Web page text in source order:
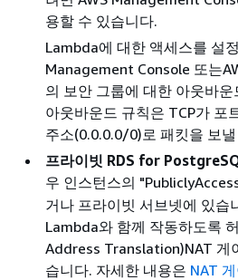
용할 수 있습니다.
Lambda에 대한 액세스를 설
Management Console 또는
의 보안 그룹에 대한 아웃바
아웃바운드 규칙은 TCP가 포
주소(0.0.0.0/0)로 패킷을 보
프라이빗 RDS for
우 인스턴스의
거나 프라이빗 서브넷에 있습
Lambda와 함께 작동하도록
Address Translation)NAT 게
습니다. 자세한 내용은 NAT